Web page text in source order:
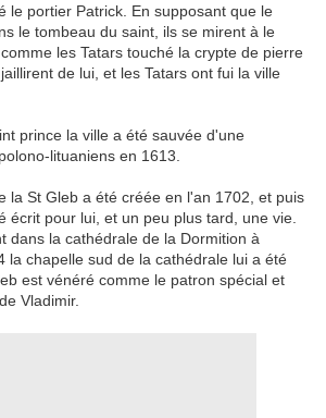
le portier Patrick. En supposant que le
le tombeau du saint, ils se mirent à le
les Tatars touché la crypte de pierre
de lui, et les Tatars ont fui la ville
prince la ville a été sauvée d'une
lituaniens en 1613.
St Gleb a été créée en l'an 1702, et puis
écrit pour lui, et un peu plus tard, une vie.
dans la cathédrale de la Dormition à
la chapelle sud de la cathédrale lui a été
est vénéré comme le patron spécial et
Vladimir.